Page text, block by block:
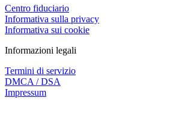
Centro fiduciario
Informativa sulla privacy
Informativa sui cookie
Informazioni legali
Termini di servizio
DMCA / DSA
Impressum